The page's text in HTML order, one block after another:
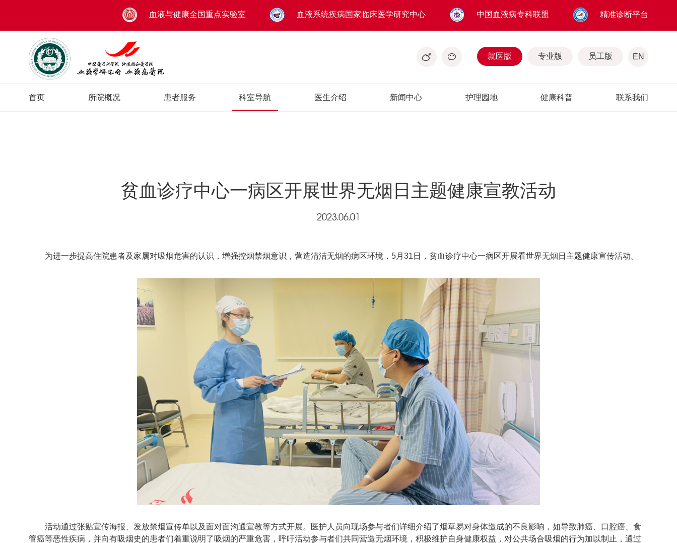
血液与健康全国重点实验室 血液系统疾病国家临床医学研究中心 中国血液病专科联盟 精准诊断平台
就医版 专业版 员工版 EN
首页 所院概况 患者服务 科室导航 医生介绍 新闻中心 护理园地 健康科普 联系我们
贫血诊疗中心一病区开展世界无烟日主题健康宣教活动
2023.06.01
为进一步提高住院患者及家属对吸烟危害的认识，增强控烟禁烟意识，营造清洁无烟的病区环境，5月31日，贫血诊疗中心一病区开展看世界无烟日主题健康宣传活动。
活动通过张贴宣传海报、发放禁烟宣传单以及面对面沟通宣教等方式开展。医护人员向现场参与者们详细介绍了烟草易对身体造成的不良影响，如导致肺癌、口腔癌、食
管癌等恶性疾病，并向有吸烟史的患者们着重说明了吸烟的严重危害，呼吁活动参与者们共同营造无烟环境，积极维护自身健康权益，对公共场合吸烟的行为加以制止，通过